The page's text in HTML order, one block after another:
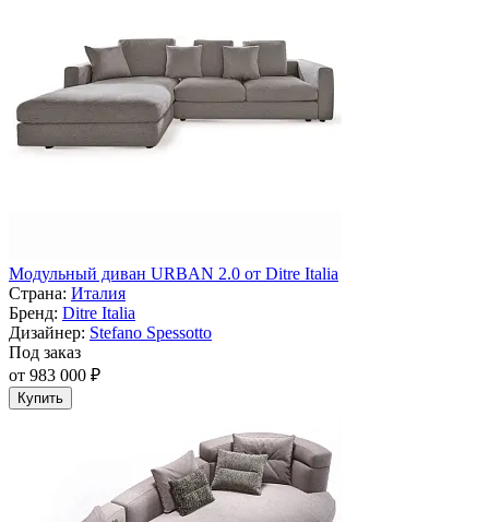
Модульный диван URBAN 2.0 от Ditre Italia
Страна: Италия
Бренд: Ditre Italia
Дизайнер: Stefano Spessotto
Под заказ
от 983 000 ₽
Купить